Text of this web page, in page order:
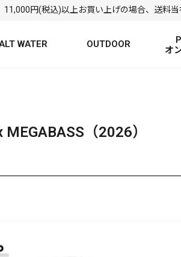
11,000円(税込)以上お買い上げの場合、送料当
WATER OUTDOOR
オ
MEGABASS（2026）